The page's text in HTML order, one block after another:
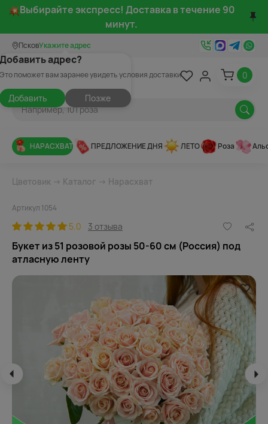
Выбирайте экспресс! Доставка в течение 90
минут.
ПсковУкажите адрес
адрес?
поможет вам заранее увидеть условия доставки
Добавить Позже
0
НАРАСХВАТ ПРЕДЛОЖЕНИЕ ДНЯ ЛЕТО Роза
Цветовик → Каталог → Нарасхват
Артикул 1054
5.0 3 отзыва
Букет из 51 розовой розы 50-60 см (Россия) под
атласную ленту